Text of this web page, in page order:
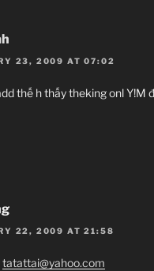
23, 2009 AT 07:02
thế h thấy theking onl Y!M
22, 2009 AT 21:58
tatattai@yahoo.com